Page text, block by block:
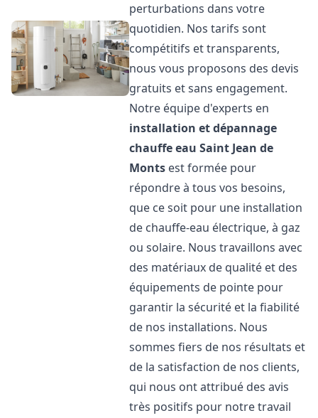
perturbations dans votre
quotidien. Nos tarifs sont
compétitifs et transparents,
nous vous proposons des devis
gratuits et sans engagement.
Notre équipe d'experts en
installation et dépannage
chauffe eau Saint Jean de
Monts est formée pour
répondre à tous vos besoins,
que ce soit pour une installation
de chauffe-eau électrique, à gaz
ou solaire. Nous travaillons avec
des matériaux de qualité et des
équipements de pointe pour
garantir la sécurité et la fiabilité
de nos installations. Nous
sommes fiers de nos résultats et
de la satisfaction de nos clients,
qui nous ont attribué des avis
très positifs pour notre travail